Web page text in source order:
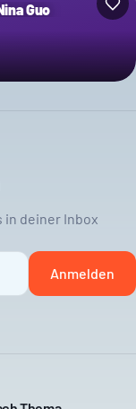
Guo
in deiner Inbox
Anmelden